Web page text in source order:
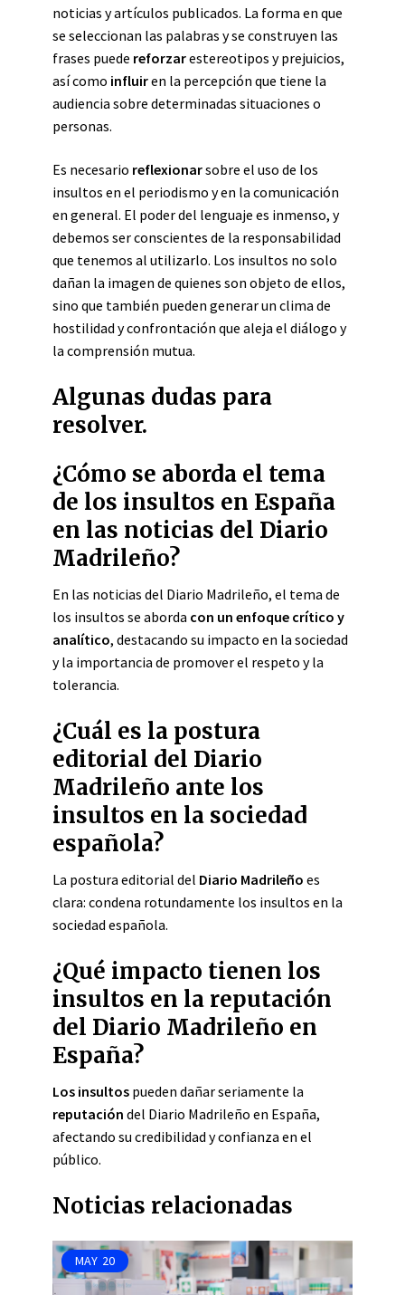
noticias y artículos publicados. La forma en que
se seleccionan las palabras y se construyen las
frases puede reforzarestereotipos y prejuicios,
así como influiren la percepción que tiene la
audiencia sobre determinadas situaciones o
personas.
Es necesario reflexionarsobre el uso de los
insultos en el periodismo y en la comunicación
en general. El poder del lenguaje es inmenso, y
debemos ser conscientes de la responsabilidad
que tenemos al utilizarlo. Los insultos no solo
dañan la imagen de quienes son objeto de ellos,
sino que también pueden generar un clima de
hostilidad y confrontación que aleja el diálogo y
la comprensión mutua.
Algunas dudas para
resolver.
¿Cómo se aborda el tema
de los insultos en España
en las noticias del Diario
Madrileño?
En las noticias del Diario Madrileño, el tema de
los insultos se aborda con un enfoque crítico y
analítico, destacando su impacto en la sociedad
y la importancia de promover el respeto y la
tolerancia.
¿Cuál es la postura
editorial del Diario
Madrileño ante los
insultos en la sociedad
española?
La postura editorial del Diario Madrileño es
clara: condena rotundamente los insultos en la
sociedad española.
¿Qué impacto tienen los
insultos en la reputación
del Diario Madrileño en
España?
Los insultos pueden dañar seriamente la
reputación del Diario Madrileño en España,
afectando su credibilidad y confianza en el
público.
Noticias relacionadas
MAY 20